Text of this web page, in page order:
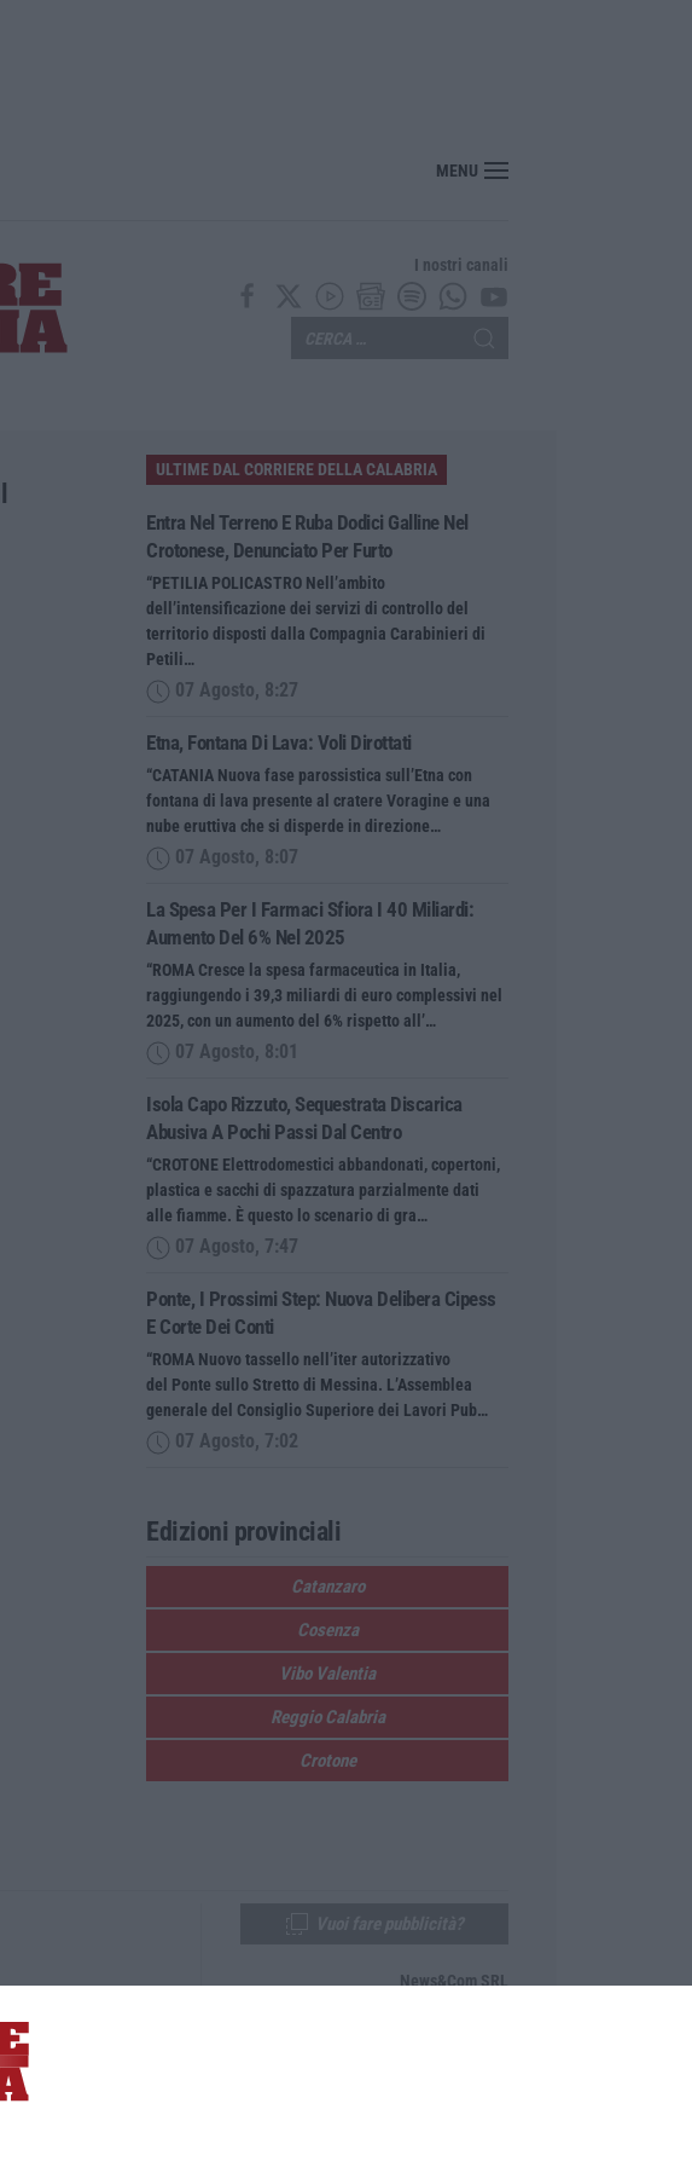
La spesa per i farmaci sfiora i 40 miliardi: aumento del 6% nel 2025
MENU
I nostri canali
ULTIME DAL CORRIERE DELLA CALABRIA
Entra Nel Terreno E Ruba Dodici Galline Nel
Crotonese, Denunciato Per Furto
“PETILIA POLICASTRO Nell’ambito
dell’intensificazione dei servizi di controllo del
territorio disposti dalla Compagnia Carabinieri di
Petili…
07 Agosto, 8:27
Etna, Fontana Di Lava: Voli Dirottati
“CATANIA Nuova fase parossistica sull’Etna con
fontana di lava presente al cratere Voragine e una
nube eruttiva che si disperde in direzione…
07 Agosto, 8:07
La Spesa Per I Farmaci Sfiora I 40 Miliardi:
Aumento Del 6% Nel 2025
“ROMA Cresce la spesa farmaceutica in Italia,
raggiungendo i 39,3 miliardi di euro complessivi nel
2025, con un aumento del 6% rispetto all’…
07 Agosto, 8:01
Isola Capo Rizzuto, Sequestrata Discarica
Abusiva A Pochi Passi Dal Centro
“CROTONE Elettrodomestici abbandonati, copertoni,
plastica e sacchi di spazzatura parzialmente dati
alle fiamme. È questo lo scenario di gra…
07 Agosto, 7:47
Ponte, I Prossimi Step: Nuova Delibera Cipess
E Corte Dei Conti
“ROMA Nuovo tassello nell’iter autorizzativo
del Ponte sullo Stretto di Messina. L’Assemblea
generale del Consiglio Superiore dei Lavori Pub…
07 Agosto, 7:02
Edizioni provinciali
Catanzaro
Cosenza
Vibo Valentia
Reggio Calabria
Crotone
News&Com SRL